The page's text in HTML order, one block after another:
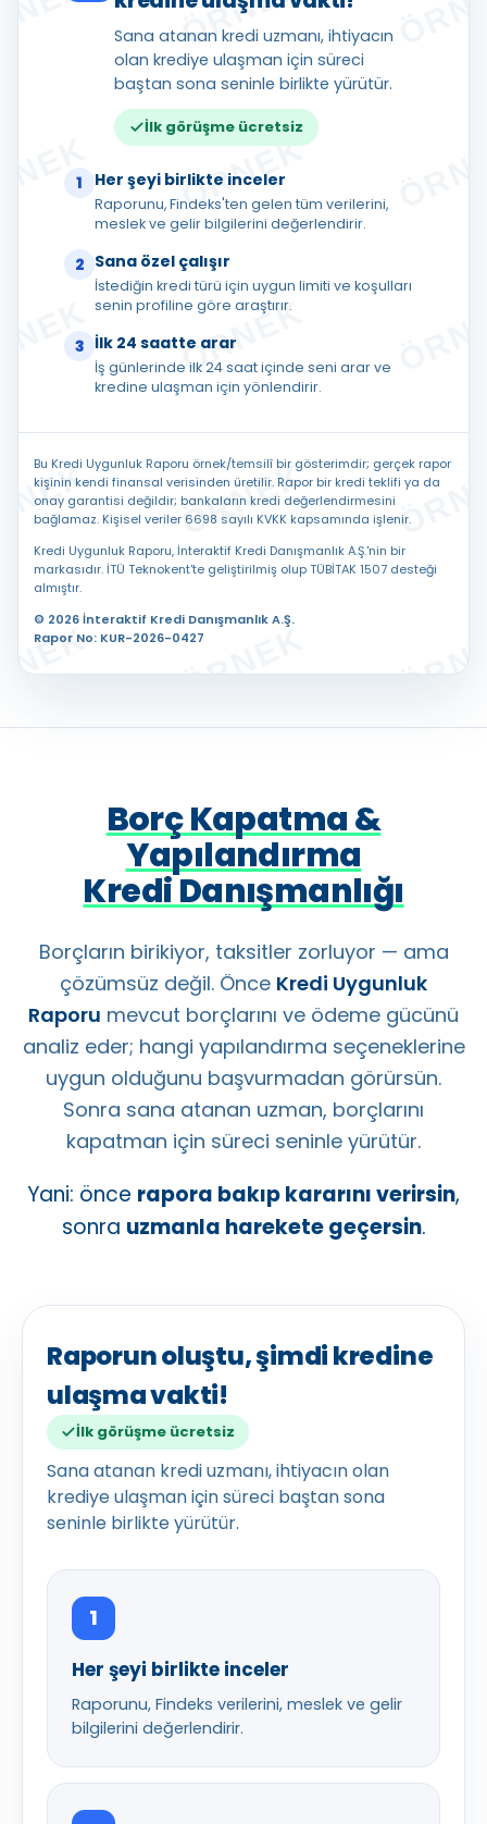
Sana atanan kredi uzmanı, ihtiyacın
olan krediye ulaşman için süreci
baştan sona seninle birlikte yürütür.
İlk görüşme ücretsiz
1 Her şeyi birlikte inceler
Raporunu, Findeks'ten gelen tüm verilerini,
meslek ve gelir bilgilerini değerlendirir.
2 Sana özel çalışır
İstediğin kredi türü için uygun limiti ve koşulları
senin profiline göre araştırır.
3 İlk 24 saatte arar
İş günlerinde ilk 24 saat içinde seni arar ve
kredine ulaşman için yönlendirir.
Bu Kredi Uygunluk Raporu örnek/temsilî bir gösterimdir; gerçek rapor
kişinin kendi finansal verisinden üretilir. Rapor bir kredi teklifi ya da
onay garantisi değildir; bankaların kredi değerlendirmesini
bağlamaz. Kişisel veriler 6698 sayılı KVKK kapsamında işlenir.
Kredi Uygunluk Raporu, İnteraktif Kredi Danışmanlık A.Ş.'nin bir
markasıdır. İTÜ Teknokent'te geliştirilmiş olup TÜBİTAK 1507 desteği
almıştır.
© 2026 İnteraktif Kredi Danışmanlık A.Ş.
Rapor No: KUR-2026-0427
Borç Kapatma &
Yapılandırma
Kredi Danışmanlığı
Borçların birikiyor, taksitler zorluyor — ama
çözümsüz değil. Önce Kredi Uygunluk
Raporu mevcut borçlarını ve ödeme gücünü
analiz eder; hangi yapılandırma seçeneklerine
uygun olduğunu başvurmadan görürsün.
Sonra sana atanan uzman, borçlarını
kapatman için süreci seninle yürütür.
Yani: önce rapora bakıp kararını verirsin,
sonra uzmanla harekete geçersin.
Raporun oluştu, şimdi kredine
ulaşma vakti!
İlk görüşme ücretsiz
Sana atanan kredi uzmanı, ihtiyacın olan
krediye ulaşman için süreci baştan sona
seninle birlikte yürütür.
1
Her şeyi birlikte inceler
Raporunu, Findeks verilerini, meslek ve gelir
bilgilerini değerlendirir.